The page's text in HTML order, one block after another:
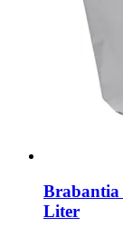
Brabantia
Liter